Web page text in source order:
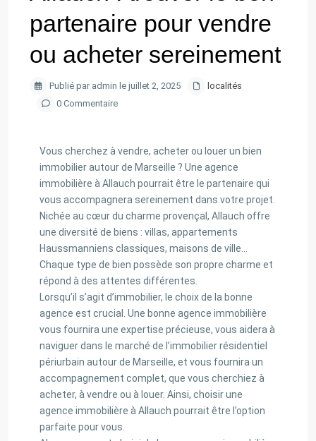
partenaire pour vendre
ou acheter sereinement
Publié par admin le juillet 2, 2025
localités
0 Commentaire
Vous cherchez à vendre, acheter ou louer un bien
immobilier autour de Marseille ? Une agence
immobilière à Allauch pourrait être le partenaire qui
vous accompagnera sereinement dans votre projet.
Nichée au cœur du charme provençal, Allauch offre
une diversité de biens : villas, appartements
Haussmanniens classiques, maisons de ville…
Chaque type de bien possède son propre charme et
répond à des attentes différentes.
Lorsqu’il s’agit d’immobilier, le choix de la bonne
agence est crucial. Une bonne agence immobilière
vous fournira une expertise précieuse, vous aidera à
naviguer dans le marché de l’immobilier résidentiel
périurbain autour de Marseille, et vous fournira un
accompagnement complet, que vous cherchiez à
acheter, à vendre ou à louer. Ainsi, choisir une
agence immobilière à Allauch pourrait être l’option
parfaite pour vous.